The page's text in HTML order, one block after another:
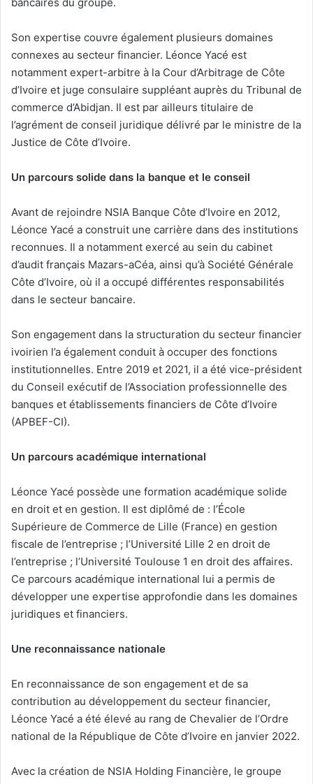
Son expertise couvre également plusieurs domaines
connexes au secteur financier. Léonce Yacé est
notamment expert-arbitre à la Cour d’Arbitrage de Côte
d’Ivoire et juge consulaire suppléant auprès du Tribunal de
commerce d’Abidjan. Il est par ailleurs titulaire de
l’agrément de conseil juridique délivré par le ministre de la
Justice de Côte d’Ivoire.
Un parcours solide dans la banque et le conseil
Avant de rejoindre NSIA Banque Côte d’Ivoire en 2012,
Léonce Yacé a construit une carrière dans des institutions
reconnues. Il a notamment exercé au sein du cabinet
d’audit français Mazars-aCéa, ainsi qu’à Société Générale
Côte d’Ivoire, où il a occupé différentes responsabilités
dans le secteur bancaire.
Son engagement dans la structuration du secteur financier
ivoirien l’a également conduit à occuper des fonctions
institutionnelles. Entre 2019 et 2021, il a été vice-président
du Conseil exécutif de l’Association professionnelle des
banques et établissements financiers de Côte d’Ivoire
(APBEF-CI).
Un parcours académique international
Léonce Yacé possède une formation académique solide
en droit et en gestion. Il est diplômé de : l’École
Supérieure de Commerce de Lille (France) en gestion
fiscale de l’entreprise ; l’Université Lille 2 en droit de
l’entreprise ; l’Université Toulouse 1 en droit des affaires.
Ce parcours académique international lui a permis de
développer une expertise approfondie dans les domaines
juridiques et financiers.
Une reconnaissance nationale
En reconnaissance de son engagement et de sa
contribution au développement du secteur financier,
Léonce Yacé a été élevé au rang de Chevalier de l’Ordre
national de la République de Côte d’Ivoire en janvier 2022.
Avec la création de NSIA Holding Financière, le groupe